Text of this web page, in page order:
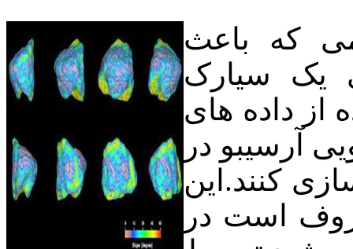
که باعث
یک سیارک
از داده های
آرسیبو در
کنند.این
است در